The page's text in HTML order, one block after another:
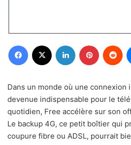
Facebook Linkedin Pinterest
Dans un monde où une connexion
devenue indispensable pour le
quotidien, Free accélère sur son
Le backup 4G, ce petit boîtier qui
coupure fibre ou ADSL, pourrait